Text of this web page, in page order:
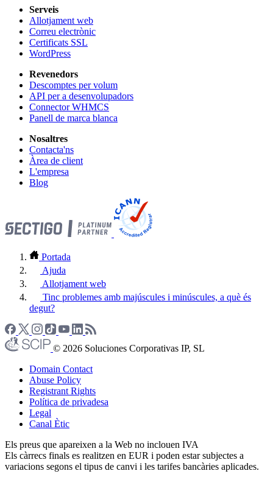
Serveis
Allotjament web
Correu electrònic
Certificats SSL
WordPress
Revenedors
Descomptes per volum
API per a desenvolupadors
Connector WHMCS
Panell de marca blanca
Nosaltres
Contacta'ns
Àrea de client
L'empresa
Blog
Portada
Ajuda
Allotjament web
Tinc problemes amb majúscules i minúscules, a què és
degut?
© 2026 Soluciones Corporativas IP, SL
Domain Contact
Abuse Policy
Registrant Rights
Política de privadesa
Legal
Canal Ètic
Els preus que apareixen a la Web no inclouen IVA
Els càrrecs finals es realitzen en EUR i poden estar subjectes a
variacions segons el tipus de canvi i les tarifes bancàries aplicades.